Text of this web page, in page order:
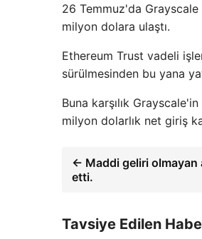
26 Temmuz'da Grayscale
milyon dolara ulaştı.
Ethereum Trust vadeli
sürülmesinden bu yana
Buna karşılık
milyon dolarlık net giriş
← Maddi geliri olmayan
etti.
Tavsiye Edilen